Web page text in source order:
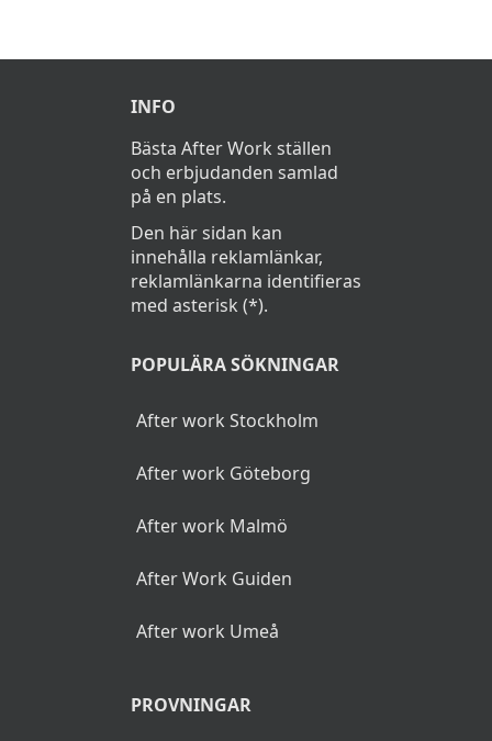
INFO
Bästa After Work ställen
och erbjudanden samlad
på en plats.
Den här sidan kan
innehålla reklamlänkar,
reklamlänkarna identifieras
med asterisk (*).
POPULÄRA SÖKNINGAR
After work Stockholm
After work Göteborg
After work Malmö
After Work Guiden
After work Umeå
PROVNINGAR